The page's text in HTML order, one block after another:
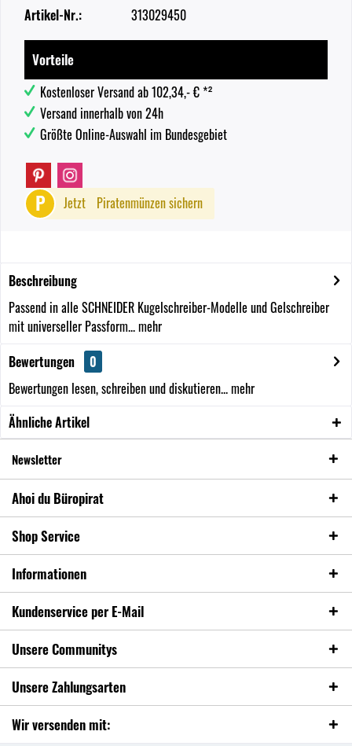
Artikel-Nr.: 313029450
Vorteile
Kostenloser Versand ab 102,34,- € *²
Versand innerhalb von 24h
Größte Online-Auswahl im Bundesgebiet
P Jetzt Piratenmünzen sichern
Beschreibung
Passend in alle SCHNEIDER Kugelschreiber-Modelle und Gelschreiber
mit universeller Passform...mehr
Bewertungen
0
Bewertungen lesen, schreiben und diskutieren...mehr
Ähnliche Artikel
Newsletter
Ahoi du Büropirat
Shop Service
Informationen
Kundenservice per E-Mail
Unsere Communitys
Unsere Zahlungsarten
Wir versenden mit: